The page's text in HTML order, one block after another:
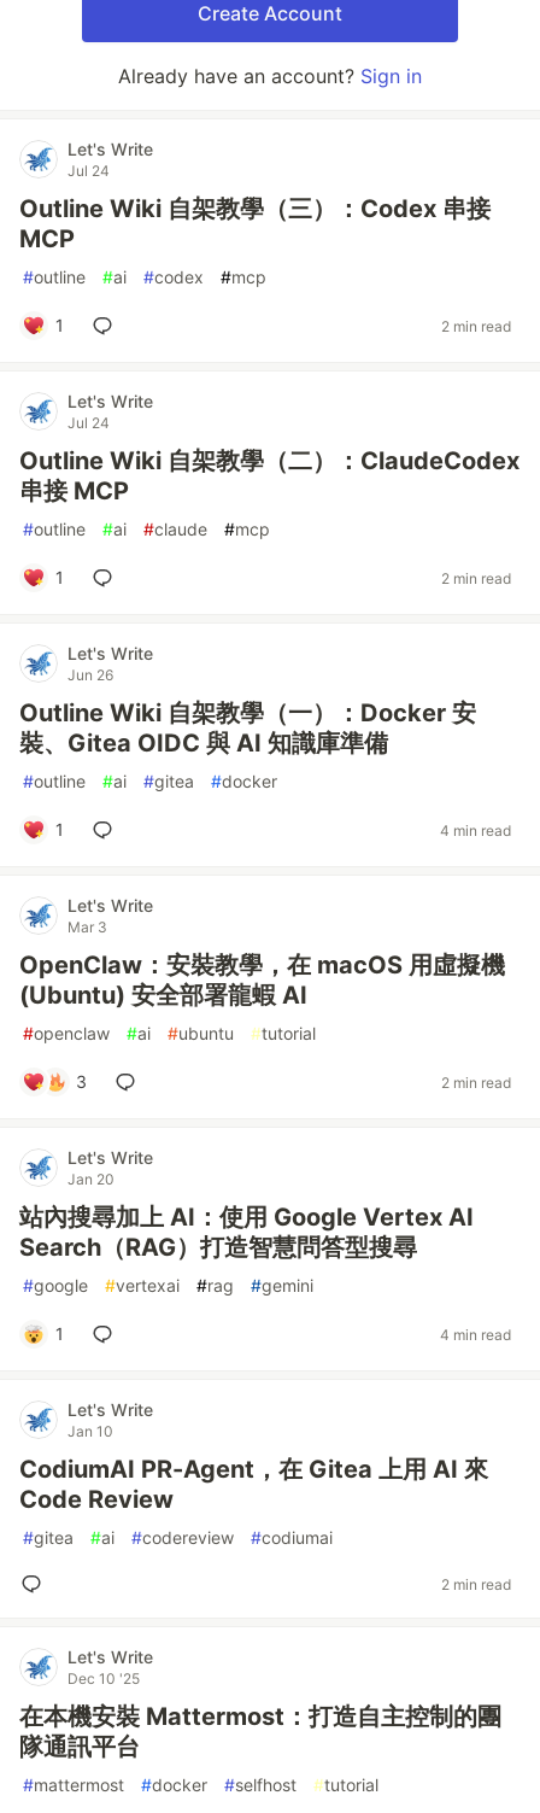
Create Account
Already have an account? Sign in
Let's Write
Jul 24
Outline Wiki 自架教學（三）：Codex 串接
MCP
#outline #ai #codex #mcp
1 2 min read
Let's Write
Jul 24
Outline Wiki 自架教學（二）：ClaudeCodex
串接 MCP
#outline #ai #claude #mcp
1 2 min read
Let's Write
Jun 26
Outline Wiki 自架教學（一）：Docker 安
裝、Gitea OIDC 與 AI 知識庫準備
#outline #ai #gitea #docker
1 4 min read
Let's Write
Mar 3
OpenClaw：安裝教學，在 macOS 用虛擬機
(Ubuntu) 安全部署龍蝦 AI
#openclaw #ai #ubuntu #tutorial
3 2 min read
Let's Write
Jan 20
站內搜尋加上 AI：使用 Google Vertex AI
Search（RAG）打造智慧問答型搜尋
#google #vertexai #rag #gemini
1 4 min read
Let's Write
Jan 10
CodiumAI PR-Agent，在 Gitea 上用 AI 來
Code Review
#gitea #ai #codereview #codiumai
2 min read
Let's Write
Dec 10 '25
在本機安裝 Mattermost：打造自主控制的團
隊通訊平台
#mattermost #docker #selfhost #tutorial